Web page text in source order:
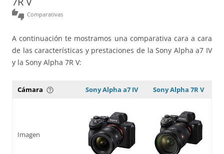
thumbs_up_down Comparativas
A continuación te mostramos una comparativa cara a cara
de las características y prestaciones de la Sony Alpha a7 IV
y la Sony Alpha 7R V:
Cámara help_outline Sony Alpha a7 IV Sony Alpha 7R V
Imagen